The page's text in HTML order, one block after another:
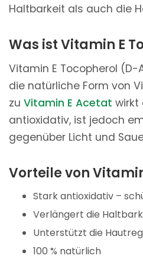
Haltbarkeit als auch die
Was ist Vitamin E
Vitamin E Tocopherol
die natürliche Form von
zu Vitamin E Acetat wirkt
antioxidativ, ist jedoch
gegenüber Licht und
Vorteile von
Stark antioxidativ –
Verlängert die
Unterstützt die
100 % natürlich